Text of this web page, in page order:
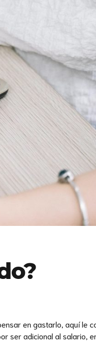
en gastarlo, aquí le
ser adicional al salario,